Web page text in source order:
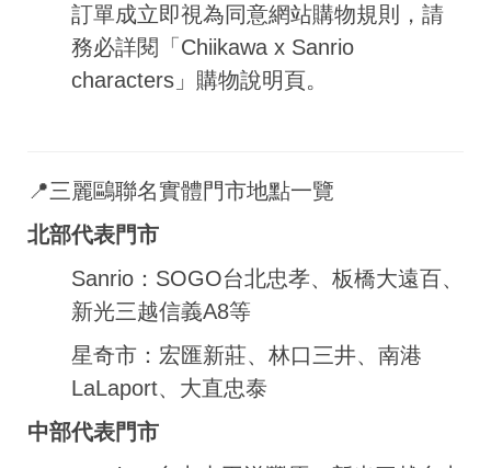
訂單成立即視為同意網站購物規則，請
務必詳閱「Chiikawa x Sanrio
characters」購物說明頁。
📍三麗鷗聯名實體門市地點一覽
北部代表門市
Sanrio：SOGO台北忠孝、板橋大遠百、
新光三越信義A8等
星奇市：宏匯新莊、林口三井、南港
LaLaport、大直忠泰
中部代表門市